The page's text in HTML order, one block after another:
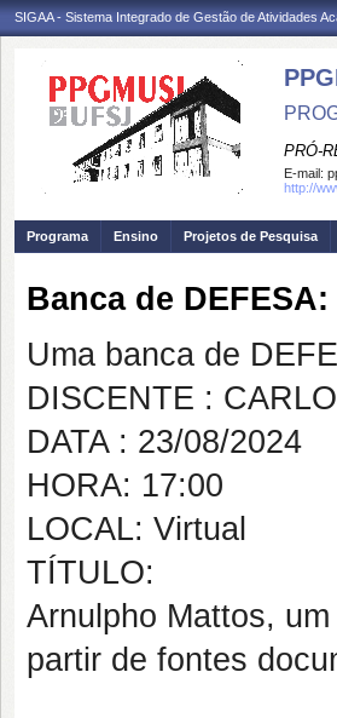
SIGAA - Sistema Integrado de Gestão de Atividades
PRÓ-
E-mail:
http://
Programa Ensino Projetos de Pesquisa
Banca de
Uma banca de
DISCENTE :
DATA : 23/08/2024
HORA: 17:00
LOCAL: Virtual
TÍTULO:
Arnulpho Mattos,
partir de fontes